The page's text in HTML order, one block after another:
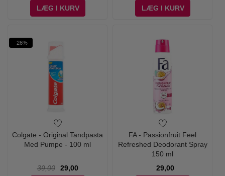
LÆG I KURV
LÆG I KURV
-26%
Colgate - Original Tandpasta
Med Pumpe - 100 ml
39,00
29,00
FA - Passionfruit Feel
Refreshed Deodorant Spray
150 ml
29,00